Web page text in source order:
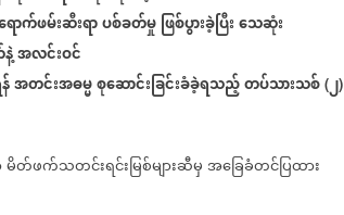
ောက်ဖမ်းဆီးရာပစ်ခတ်မှုဖြစ်ပွားခဲ့ပြီးသေဆုံး
အလင်းဝင်
အတင်းအဓမ္မစုဆောင်းခြင်းခံခဲ့ရသည့်တပ်သားသစ် (၂)
မိတ်ဖက်သတင်းရင်းမြစ်များဆီမှအခြေခံတင်ပြထား